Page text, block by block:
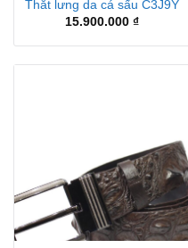
Thắt lưng da cá sấu C3J9Y
15.900.000 ₫